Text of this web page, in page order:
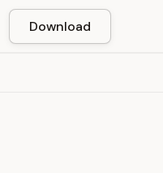
Download